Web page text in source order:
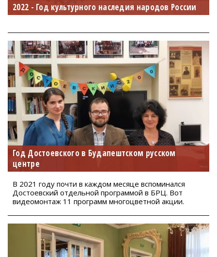
2022 - Год культурного наследия народов России
Год Достоевского в Будапештском русском
центре
В 2021 году почти в каждом месяце вспоминался
Достоевский отдельной программой в БРЦ. Вот
видеомонтаж 11 программ многоцветной акции.